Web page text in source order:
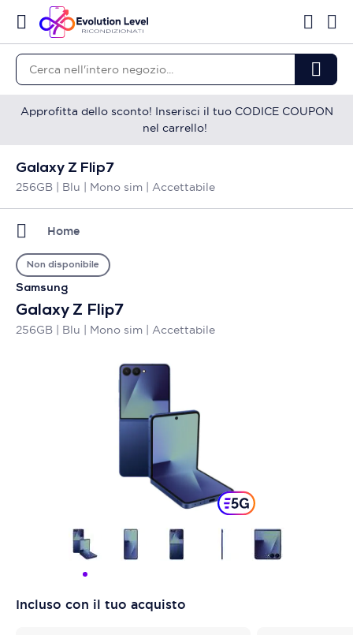
Approfitta dello sconto! Inserisci il tuo CODICE COUPON
nel carrello!
Galaxy Z Flip7
256GB | Blu | Mono sim | Accettabile
Home
Samsung
Galaxy Z Flip7
256GB | Blu | Mono sim | Accettabile
Non disponibile
Incluso con il tuo acquisto